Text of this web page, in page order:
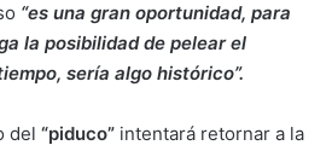
“es una gran oportunidad, para
la posibilidad de pelear el
sería algo histórico”.
del “piduco” intentará retornar a la